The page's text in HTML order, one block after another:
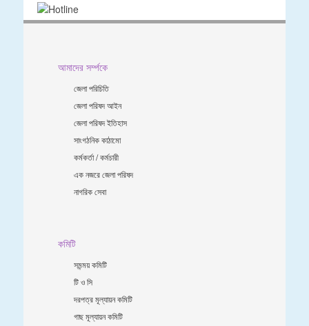
আমাদের সর্ম্পকে
জেলা পরিচিতি
জেলা পরিষদ আইন
জেলা পরিষদ ইতিহাস
সাংগঠনিক কাঠামো
কর্মকর্তা / কর্মচারী
এক নজরে জেলা পরিষদ
নাগরিক সেবা
কমিটি
সমন্ময় কমিটি
টি ও সি
দরপত্র মূল্যায়ন কমিটি
গাছ মূল্যায়ন কমিটি